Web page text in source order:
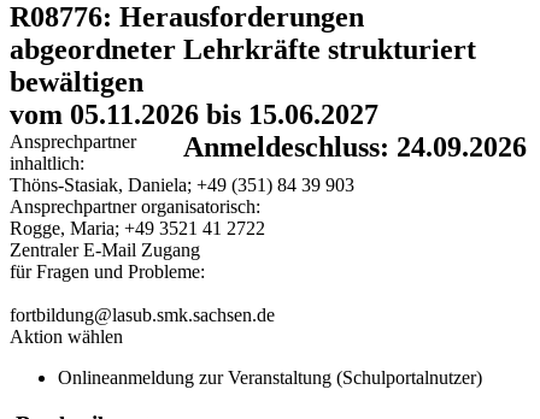
R08776: Herausforderungen
abgeordneter Lehrkräfte strukturiert
bewältigen
vom 05.11.2026 bis 15.06.2027
Anmeldeschluss: 24.09.2026
Ansprechpartner
inhaltlich:
Thöns-Stasiak, Daniela; +49 (351) 84 39 903
Ansprechpartner organisatorisch:
Rogge, Maria; +49 3521 41 2722
Zentraler E-Mail Zugang
für Fragen und Probleme:
fortbildung@lasub.smk.sachsen.de
Aktion wählen
Onlineanmeldung zur Veranstaltung (Schulportalnutzer)